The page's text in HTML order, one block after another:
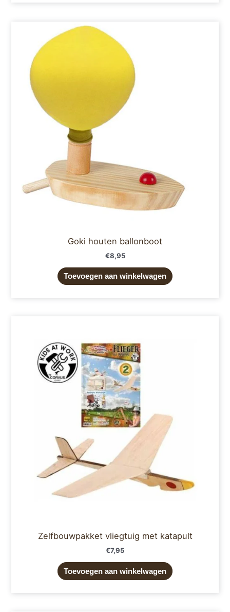
Goki houten ballonboot
€8,95
Toevoegen aan winkelwagen
Zelfbouwpakket vliegtuig met katapult
€7,95
Toevoegen aan winkelwagen